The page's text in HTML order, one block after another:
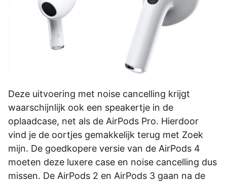
Deze uitvoering met noise cancelling krijgt
waarschijnlijk ook een speakertje in de
oplaadcase, net als de AirPods Pro. Hierdoor
vind je de oortjes gemakkelijk terug met Zoek
mijn. De goedkopere versie van de AirPods 4
moeten deze luxere case en noise cancelling dus
missen. De AirPods 2 en AirPods 3 gaan na de